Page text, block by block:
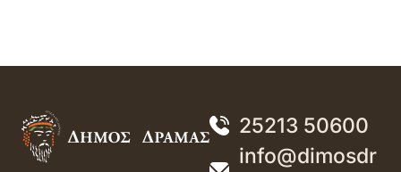
25213 50600
info@dimosdr